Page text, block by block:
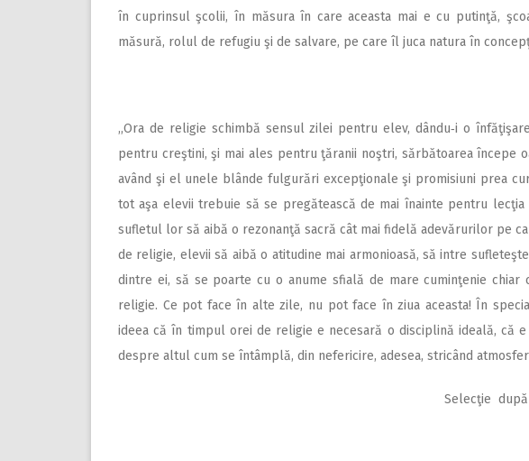
în cuprinsul şcolii, în măsura în care aceasta mai e cu putinţă,
măsură, rolul de refugiu şi de salvare, pe care îl juca natura în
,,Ora de religie schimbă sensul zilei pentru elev, dându‑i o
pentru creştini, şi mai ales pentru ţăranii noştri, sărbătoarea începe
având şi el unele blânde fulgurări excepţionale şi promisiuni prea
tot aşa elevii trebuie să se pregătească de mai înainte pentru
sufletul lor să aibă o rezonanţă sacră cât mai fidelă adevărurilor pe
de religie, elevii să aibă o atitudine mai armonioasă, să intre
dintre ei, să se poarte cu o anume sfială de mare cuminţenie
religie. Ce pot face în alte zile, nu pot face în ziua aceasta! În
ideea că în timpul orei de religie e necesară o disciplină ideală, că
despre altul cum se întâmplă, din nefericire, adesea, stricând
Selecţie după